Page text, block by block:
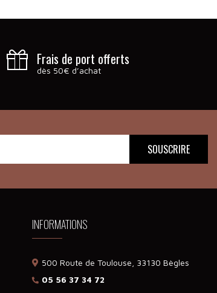
Frais de port offerts
dès 50€ d’achat
INFORMATIONS
500 Route de Toulouse, 33130 Bègles
05 56 37 34 72